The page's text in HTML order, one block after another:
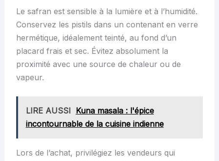
Le safran est sensible à la lumière et à l’humidité.
Conservez les pistils dans un contenant en verre
hermétique, idéalement teinté, au fond d’un
placard frais et sec. Évitez absolument la
proximité avec une source de chaleur ou de
vapeur.
LIRE AUSSI Kuna masala : l'épice
incontournable de la cuisine indienne
Lors de l’achat, privilégiez les vendeurs qui